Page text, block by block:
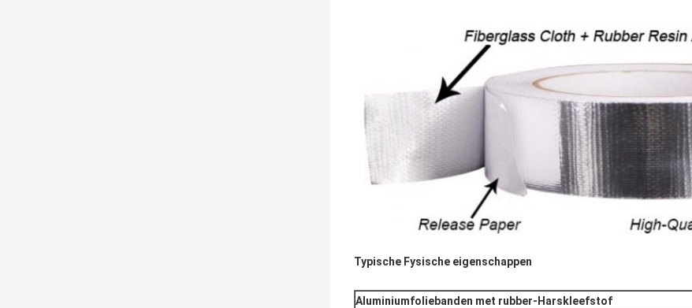
Typische Fysische eigenschappen
Aluminiumfoliebanden met rubber-Harskleefstof